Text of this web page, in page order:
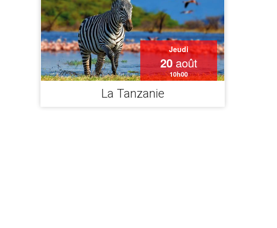
Jeudi
20 août
10h00
La Tanzanie